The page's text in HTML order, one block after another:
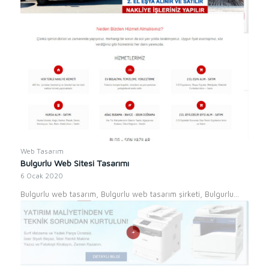
Web Tasarım
Bulgurlu Web Sitesi Tasarımı
6 Ocak 2020
Bulgurlu web tasarım, Bulgurlu web tasarım şirketi, Bulgurlu…